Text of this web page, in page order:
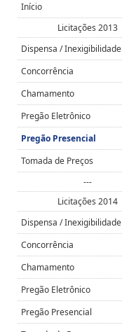
Início
Licitações 2013
Dispensa / Inexigibilidade
Concorrência
Chamamento
Pregão Eletrônico
Pregão Presencial
Tomada de Preços
---
Licitações 2014
Dispensa / Inexigibilidade
Concorrência
Chamamento
Pregão Eletrônico
Pregão Presencial